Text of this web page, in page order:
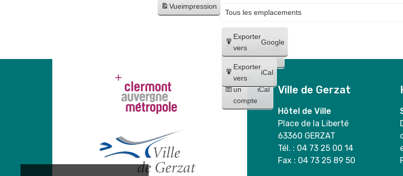
Vueimpression
Créer
un
compte
Google
Créer
un
compte
iCal
Exporter
vers
Google
Exporter
vers
iCal
Ville de Gerzat
Hôtel de Ville
Place de la Liberté
63360 GERZAT
Tél. : 04 73 25 00 14
Fax : 04 73 25 89 50